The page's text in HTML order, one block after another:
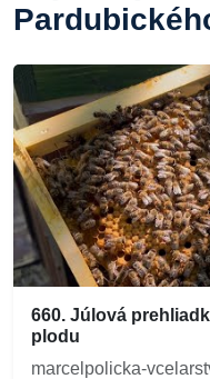
660. Júlová
plodu
marcelpolicka-